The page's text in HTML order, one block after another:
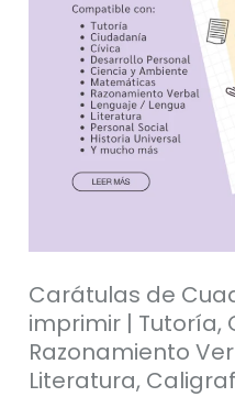
Carátulas de
imprimir | Tutoría,
Razonamiento
Literatura,
Tutoría,
Cívica,
Razonamiento
Verbal,
Lenguaje,
Literatura,
más